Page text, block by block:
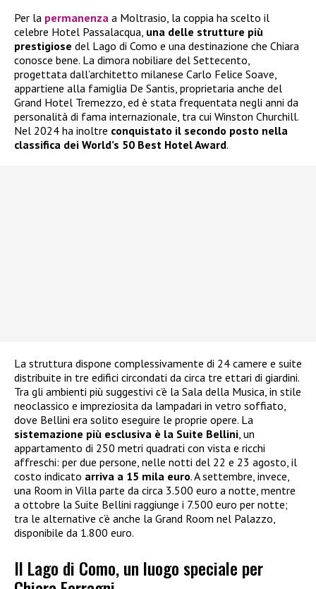
Per la permanenza a Moltrasio, la coppia ha scelto il
celebre Hotel Passalacqua, una delle strutture più
prestigiose del Lago di Como e una destinazione che Chiara
conosce bene. La dimora nobiliare del Settecento,
progettata dall’architetto milanese Carlo Felice Soave,
appartiene alla famiglia De Santis, proprietaria anche del
Grand Hotel Tremezzo, ed è stata frequentata negli anni da
personalità di fama internazionale, tra cui Winston Churchill.
Nel 2024 ha inoltre conquistato il secondo posto nella
classifica dei World’s 50 Best Hotel Award.
La struttura dispone complessivamente di 24 camere e suite
distribuite in tre edifici circondati da circa tre ettari di giardini.
Tra gli ambienti più suggestivi c’è la Sala della Musica, in stile
neoclassico e impreziosita da lampadari in vetro soffiato,
dove Bellini era solito eseguire le proprie opere. La
sistemazione più esclusiva è la Suite Bellini , un
appartamento di 250 metri quadrati con vista e ricchi
affreschi: per due persone, nelle notti del 22 e 23 agosto, il
costo indicato arriva a 15 mila euro. A settembre, invece,
una Room in Villa parte da circa 3.500 euro a notte, mentre
a ottobre la Suite Bellini raggiunge i 7.500 euro per notte;
tra le alternative c’è anche la Grand Room nel Palazzo,
disponibile da 1.800 euro.
Il Lago di Como, un luogo speciale per